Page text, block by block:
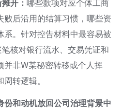
开： 哪些款项对应个体工商
败后沿用的结算习惯，哪些资
系。针对控告材料中最容易被
核对银行流水、交易凭证和
并非W某秘密转移或个人挥
转逻辑。
份和动机放回公司治理背景中